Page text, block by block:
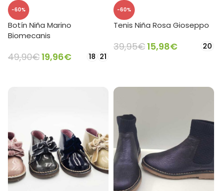
-60%
Botín Niña Marino
Biomecanis
49,90€19,96€ 18 21
-60%
Tenis Niña Rosa Gioseppo
39,95€15,98€ 20